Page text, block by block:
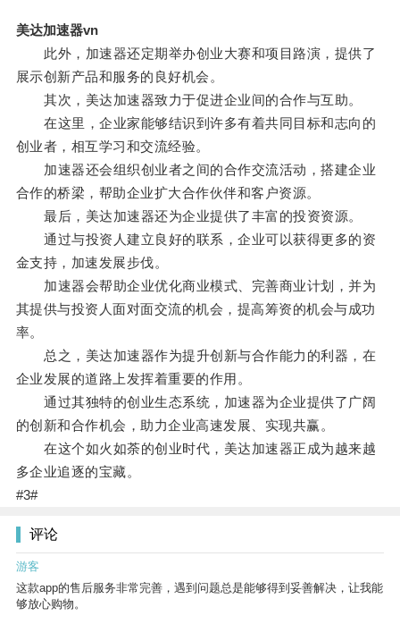
美达加速器vn
此外，加速器还定期举办创业大赛和项目路演，提供了
展示创新产品和服务的良好机会。
其次，美达加速器致力于促进企业间的合作与互助。
在这里，企业家能够结识到许多有着共同目标和志向的
创业者，相互学习和交流经验。
加速器还会组织创业者之间的合作交流活动，搭建企业
合作的桥梁，帮助企业扩大合作伙伴和客户资源。
最后，美达加速器还为企业提供了丰富的投资资源。
通过与投资人建立良好的联系，企业可以获得更多的资
金支持，加速发展步伐。
加速器会帮助企业优化商业模式、完善商业计划，并为
其提供与投资人面对面交流的机会，提高筹资的机会与成功
率。
总之，美达加速器作为提升创新与合作能力的利器，在
企业发展的道路上发挥着重要的作用。
通过其独特的创业生态系统，加速器为企业提供了广阔
的创新和合作机会，助力企业高速发展、实现共赢。
在这个如火如荼的创业时代，美达加速器正成为越来越
多企业追逐的宝藏。
#3#
评论
游客
这款app的售后服务非常完善，遇到问题总是能够得到妥善解决，让我能
够放心购物。